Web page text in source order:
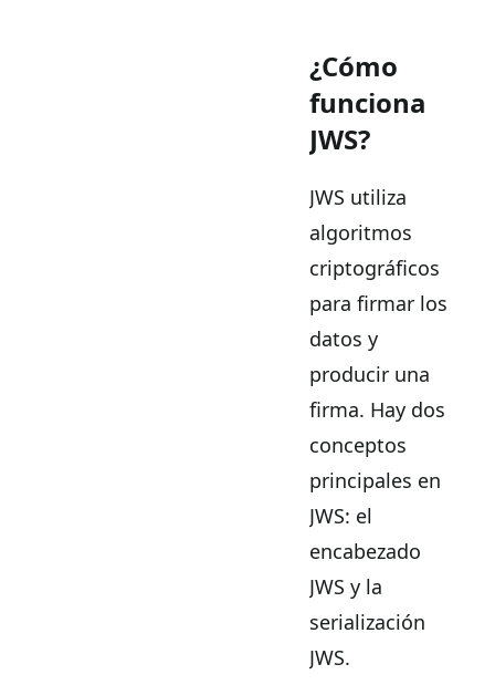
¿Cómo
funciona
JWS?
JWS utiliza
algoritmos
criptográficos
para firmar los
datos y
producir una
firma. Hay dos
conceptos
principales en
JWS: el
encabezado
JWS y la
serialización
JWS.